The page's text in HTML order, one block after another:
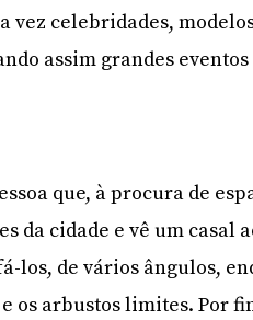
vez celebridades,
assim grandes
que, à procura de
da cidade e vê um casal
los, de vários ângulos,
os arbustos limites. Por